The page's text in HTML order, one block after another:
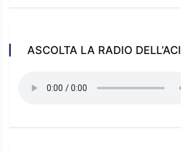
ASCOLTA LA RADIO DELL’ACI